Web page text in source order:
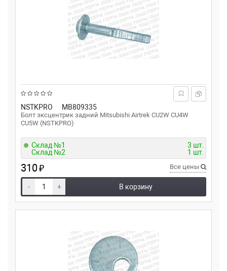
NSTKPRO MB809335
Болт эксцентрик задний Mitsubishi Airtrek CU2W CU4W
CU5W (NSTKPRO)
Склад №1
3 шт.
Склад №2
1 шт.
310₽ Все цены
- + В корзину